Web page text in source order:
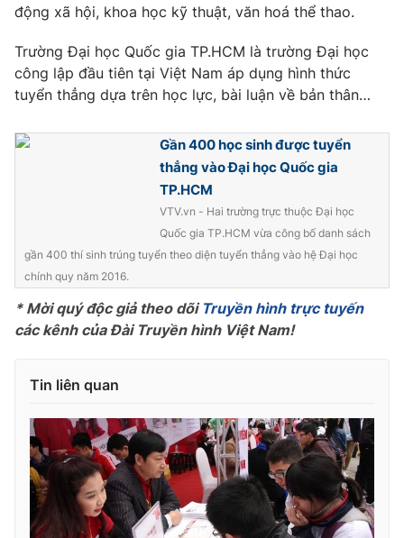
Thị trường
Tư vấn
Lịch phát sóng
Chuyên mục khác
Infographic
Shorts video
VTV Money
VTV Sức khoẻ Bất động sản
VTV4 Vươn mình bằng AI
VTV9 VTV8
Liên hệ tòa soạn English
động xã hội, khoa học kỹ thuật, văn hoá thể thao.
Trường Đại học Quốc gia TP.HCM là trường Đại học
công lập đầu tiên tại Việt Nam áp dụng hình thức
tuyển thẳng dựa trên học lực, bài luận về bản thân…
Gần 400 học sinh được tuyển
thẳng vào Đại học Quốc gia
TP.HCM
VTV.vn - Hai trường trực thuộc Đại học
Quốc gia TP.HCM vừa công bố danh sách
gần 400 thí sinh trúng tuyển theo diện tuyển thẳng vào hệ Đại học
chính quy năm 2016.
* Mời quý độc giả theo dõi Truyền hình trực tuyến
các kênh của Đài Truyền hình Việt Nam!
Tin liên quan